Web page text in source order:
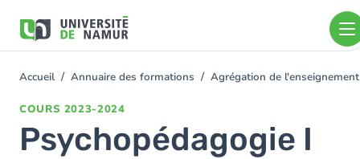
contenu
You
Accueil Annuaire des formations Agrégation de
COURS 2023-2024
Psychopédagogie I